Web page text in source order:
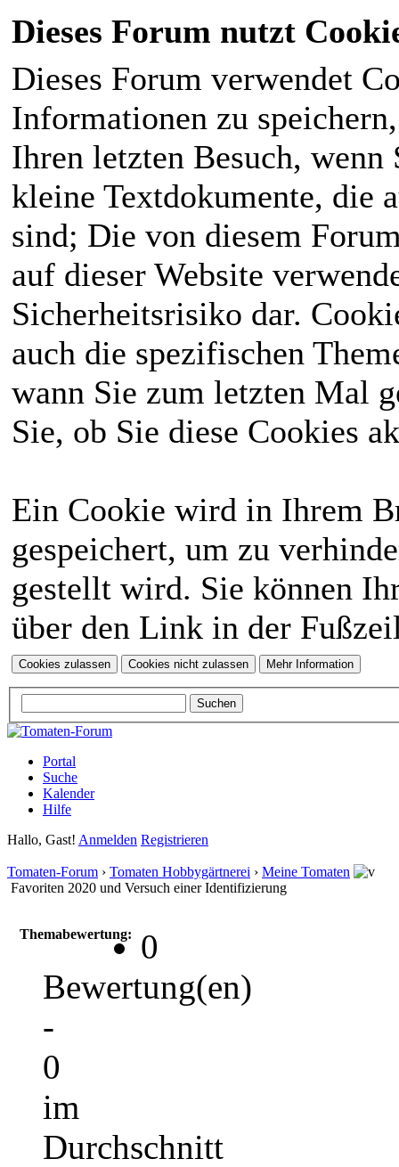
Dieses Forum nutzt
Dieses Forum verwendet
Informationen zu
Ihren letzten Besuch,
kleine Textdokumente, die
sind; Die von diesem
auf dieser Website
Sicherheitsrisiko dar.
auch die spezifischen
wann Sie zum letzten Mal
Sie, ob Sie diese Cookies
Ein Cookie wird in Ihrem
gespeichert, um zu
gestellt wird. Sie können
über den Link in der
Portal
Suche
Kalender
Hilfe
Hallo, Gast! Anmelden Registrieren
Tomaten-Forum › Tomaten Hobbygärtnerei › Meine Tomaten
Favoriten 2020 und Versuch einer Identifizierung
Themabewertung:
0
Bewertung(en)
-
0
im
Durchschnitt